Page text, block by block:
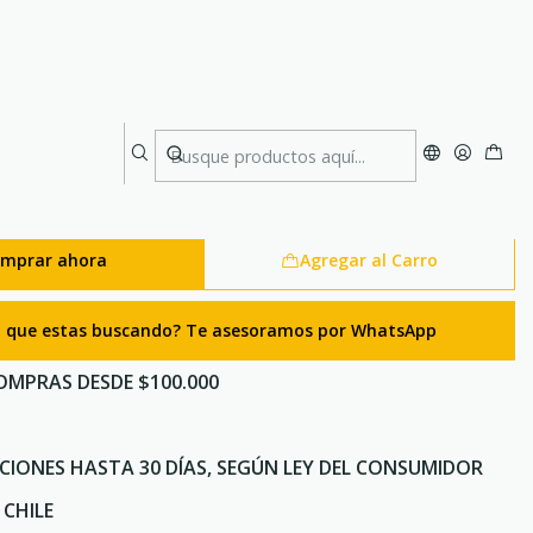
para escalada y uso
por metro) Yellow
Agregar al Carro
ahora
que estas buscando? Te asesoramos por WhatsApp
DESDE $100.000
HASTA 30 DÍAS, SEGÚN LEY DEL CONSUMIDOR